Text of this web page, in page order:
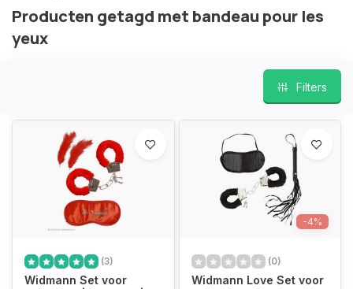
Producten getagd met bandeau pour les
yeux
Filters
(3)
Widmann Set voor
-4%
(0)
Widmann Love Set voor